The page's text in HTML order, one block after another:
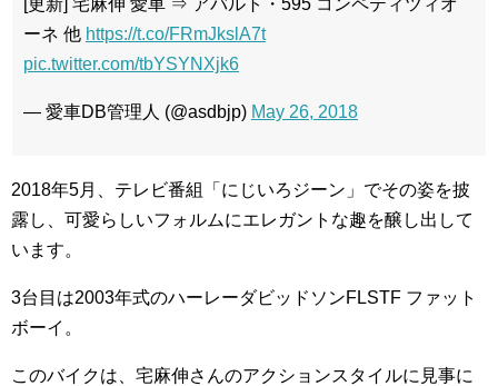
ーネ 他 https://t.co/FRmJkslA7t
pic.twitter.com/tbYSYNXjk6
— 愛車DB管理人 (@asdbjp) May 26, 2018
2018年5月、テレビ番組「にじいろジーン」でその姿を披
露し、可愛らしいフォルムにエレガントな趣を醸し出して
います。
3台目は2003年式のハーレーダビッドソンFLSTF ファット
ボーイ​。
このバイクは、宅麻伸さんのアクションスタイルに見事に